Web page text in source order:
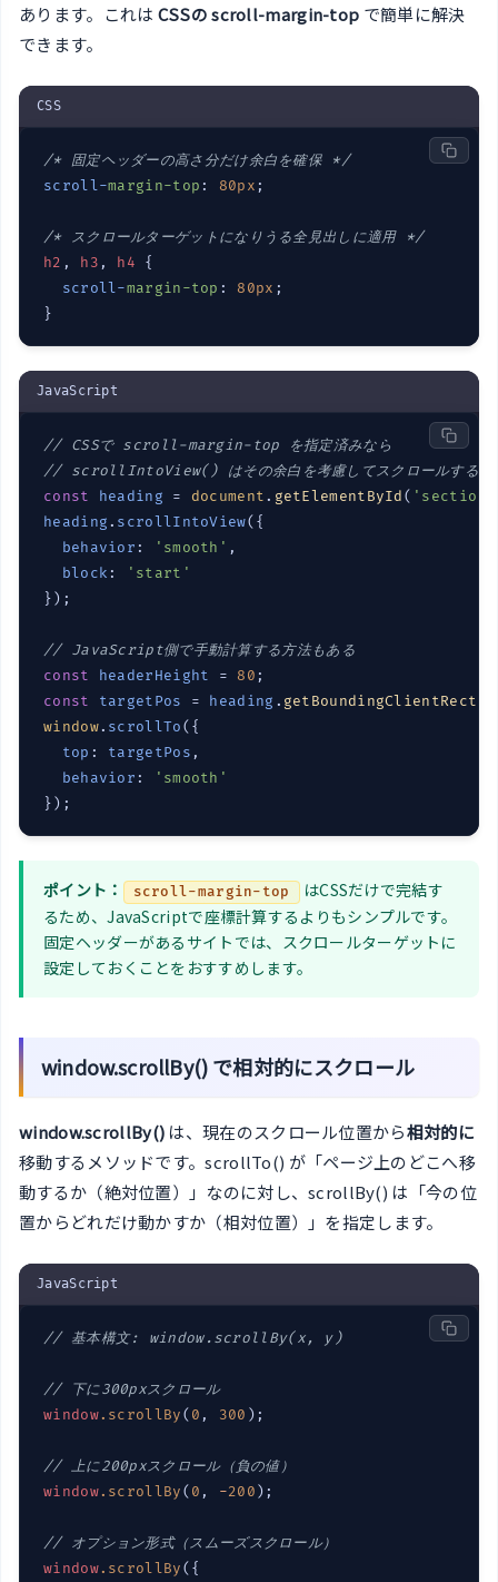
あります。これは CSSの scroll-margin-top で簡単に解決
できます。
CSS
/* 固定ヘッダーの高さ分だけ余白を確保 */
scroll-margin-top : 80px ;
/* スクロールターゲットになりうる全見出しに適用 */
h2 , h3 , h4 {
scroll-margin-top : 80px ;
}
JavaScript
// CSSで scroll-margin-top を指定済みなら
// scrollIntoView() はその余白を考慮してスクロールする
const
heading = document. getElementById(
heading. scrollIntoView({
behavior : 'smooth' ,
block :
'start'
});
// JavaScript側で手動計算する方法もある
const
headerHeight = 80
const
targetPos = heading . getBoundingClientRect
window. scrollTo({
top : targetPos ,
behavior :
'smooth'
});
ポイント： scroll-margin-top
はCSSだけで完結す
るため、JavaScriptで座標計算するよりもシンプルです。
固定ヘッダーがあるサイトでは、スクロールターゲットに
設定しておくことをおすすめします。
window.scrollBy() で相対的にスクロール
window.scrollBy() は、現在のスクロール位置から相対的に
移動するメソッドです。scrollTo() が「ページ上のどこへ移
動するか（絶対位置）」なのに対し、scrollBy() は「今の位
置からどれだけ動かすか（相対位置）」を指定します。
JavaScript
// 基本構文: window.scrollBy(x, y)
// 下に300pxスクロール
window. scrollBy( 0 , 300 );
// 上に200pxスクロール（負の値）
window. scrollBy( 0 , -200);
// オプション形式（スムーズスクロール）
window. scrollBy({